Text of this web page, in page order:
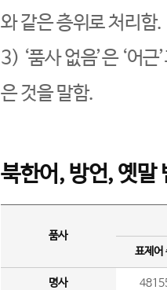
와 같은 층위로 처리함.
3) ‘품사 없음’은 ‘어
은 것을 말함.
북한어, 방언, 옛말
품사
표제어
명사